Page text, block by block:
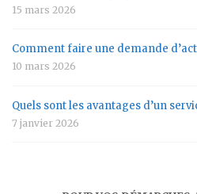
15 mars 2026
Comment faire une demande
10 mars 2026
Quels sont les avantages d’un
7 janvier 2026